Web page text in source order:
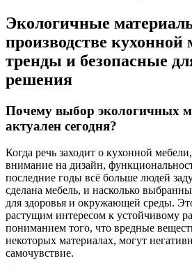
Экологичные
производстве кухонной
тренды и безопасные
решения
Почему выбор экологичных
актуален сегодня?
Когда речь заходит о кухонной
внимание на дизайн,
последние годы всё больше людей
сделана мебель, и насколько
для здоровья и окружающей среды.
растущим интересом к устойчивому
пониманием того, что вредные
некоторых материалах, могут
самочувствие.